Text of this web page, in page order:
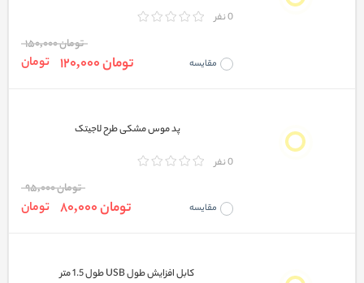
0 نفر
مقایسه
تومان 150,000
تومان 120,000 تومان
پد موس مشکی طرح لاجیتک
0 نفر
مقایسه
تومان 95,000
تومان 80,000 تومان
کابل افزایش طول USB طول 1.5 متر